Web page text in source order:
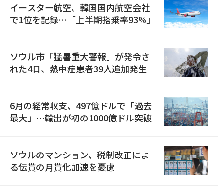
イースター航空、韓国国内航空会社
で1位を記録…「上半期搭乗率93%」
ソウル市「猛暑重大警報」が発令さ
れた4日、熱中症患者39人追加発生
6月の経常収支、497億ドルで「過去
最大」…輸出が初の1000億ドル突破
ソウルのマンション、税制改正によ
る伝貰の月貰化加速を憂慮